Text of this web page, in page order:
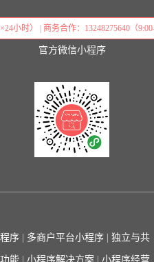
小时） | 商务合作：13248275640（
官方微信小程序
序 | 多商户平台小程序 | 独立与共
能 | 小程序解决方案 | 小程序经营